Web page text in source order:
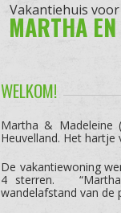
Vakantiehuis
MARTHA
WELKOM!
Martha & Madeleine
Heuvelland. Het hartje
De vakantiewoning
4 sterren. “Martha
wandelafstand van de